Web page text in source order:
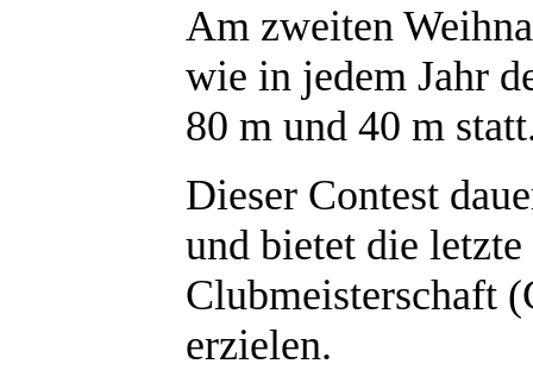
Am zweiten
wie in jedem Jahr
80 m und 40 m
Dieser Contest
und bietet die
Clubmeisterschaft
erzielen.